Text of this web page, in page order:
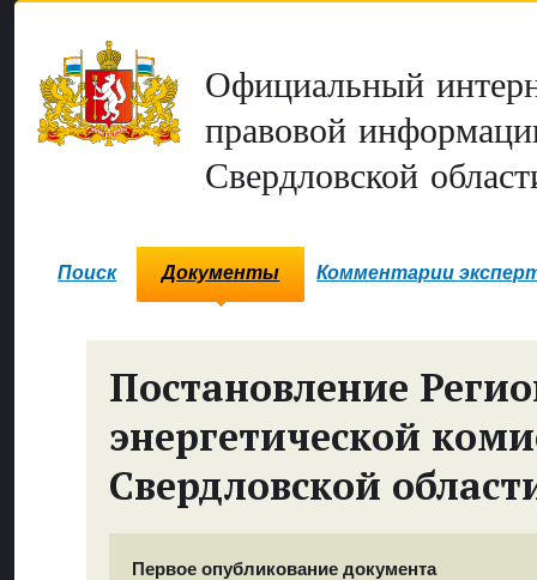
Официальный
правовой
Свердловской
Поиск Документы Комментарии
Постановление
энергетической
Свердловской
Первое опубликование документа